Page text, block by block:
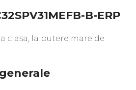
B-ERP
clasa, la putere mare de